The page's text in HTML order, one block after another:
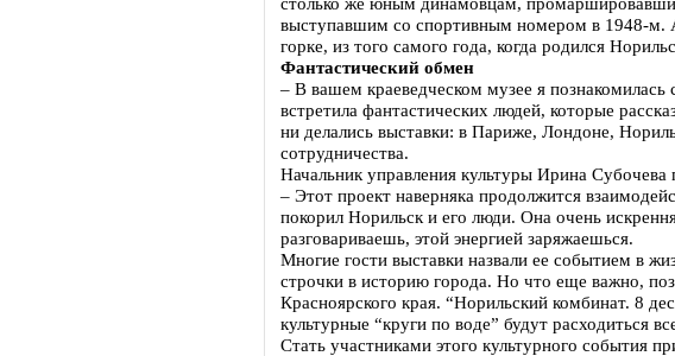
выступавшим со спортивным номером в 1948-м.
горке, из того самого года, когда родился
Фантастический обмен
– В вашем краеведческом музее я
встретила фантастических людей, которые
ни делались выставки: в Париже, Лондоне,
сотрудничества.
Начальник управления культуры Ирина
– Этот проект наверняка продолжится
покорил Норильск и его люди. Она очень
разговариваешь, этой энергией заряжаешься.
Многие гости выставки назвали ее событием в
строчки в историю города. Но что еще важно,
Красноярского края. “Норильский комбинат. 8
культурные “круги по воде” будут расходиться
Стать участниками этого культурного события